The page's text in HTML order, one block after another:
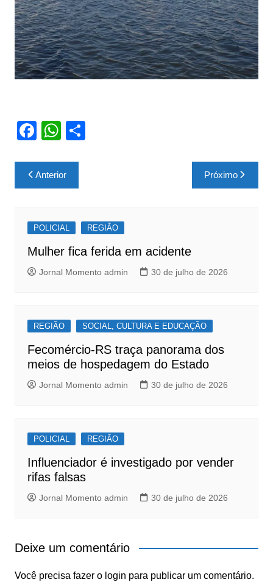
F
c
e
o
o
k
W
at
s
p
p
S
Navegação
de
Anterior Próximo
POLICIAL REGIÃO
Mulher fica ferida em acidente
Jornal Momento admin 30 de julho de 2026
REGIÃO SOCIAL, CULTURA E EDUCAÇÃO
Fecomércio-RS traça panorama dos
meios de hospedagem do Estado
Jornal Momento admin 30 de julho de 2026
POLICIAL REGIÃO
Influenciador é investigado por vender
rifas falsas
Jornal Momento admin 30 de julho de 2026
Deixe um comentário
Você precisa fazer o login para publicar um comentário.